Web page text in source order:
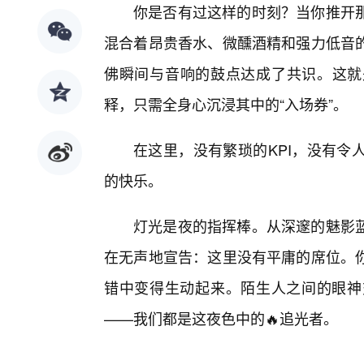
你是否有过这样的时刻？当你推开
混合着昂贵香水、微醺酒精和强力低
佛瞬间与音响的鼓点达成了共识。这
释，只需全身心沉浸其中的“入场券”。
在这里，没有繁琐的KPI，没有令
的快乐。
灯光是夜的指挥棒。从深邃的魅
在无声地宣告：这里没有平庸的席位
错中变得生动起来。陌生人之间的眼
——我们都是这夜色中的🔥追光者。